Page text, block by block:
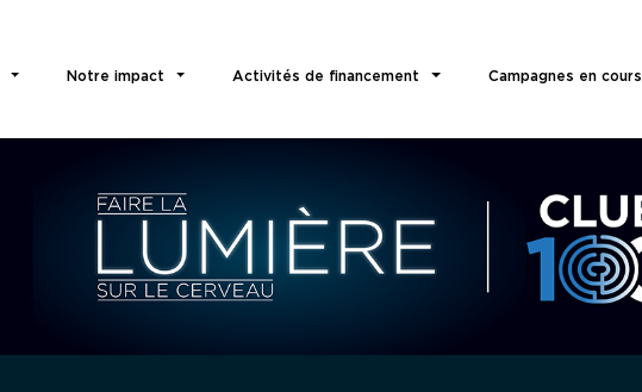
Notre impact Activités de financement Campagnes en cours